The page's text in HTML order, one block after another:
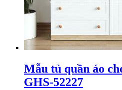
Mẫu tủ quần áo
GHS-52227